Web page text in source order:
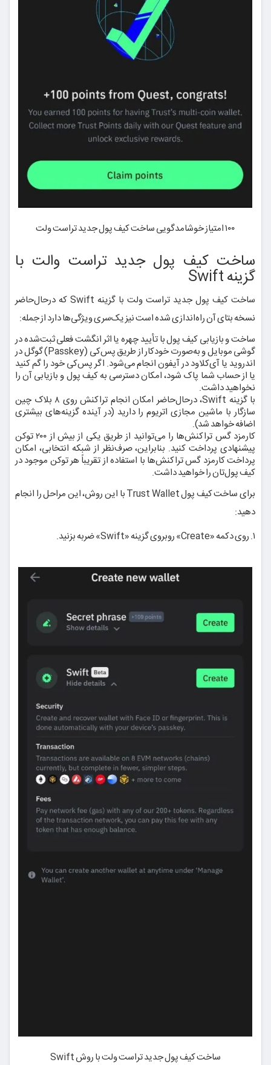
۱۰۰ امتیاز خوشامدگویی ساخت کیف پول جدید تراست ولت
ساخت کیف پول جدید تراست والت با
گزینه Swift
ساخت کیف پول جدید تراست ولت با گزینه Swift که درحال‌حاضر
نسخه بتای آن راه‌اندازی شده است نیز یک‌سری ویژگی‌ها دارد از جمله:
ساخت و بازیابی کیف پول با تأیید چهره یا اثر انگشت فعلی ثبت‌شده در
گوشی موبایل و به‌صورت خودکار از طریق پس‌کی (Passkey) گوگل در
اندروید یا آی‌کلاود در آیفون انجام می‌شود. اگر پس‌کی خود را گم کنید
یا از حساب شما پاک شود، امکان دسترسی به کیف پول و بازیابی آن را
نخواهید داشت.
با گزینه Swift، در‌حال‌حاضر امکان انجام تراکنش روی ۸ بلاک چین
سازگار با ماشین مجازی اتریوم را دارید (در آینده گزینه‌های بیشتری
اضافه خواهد شد).
کارمزد گس تراکنش‌ها را می‌توانید از طریق یکی از بیش از ۲۰۰ توکن
پیشنهادی پرداخت کنید. بنابراین، صرف‌نظر از شبکه انتخابی، امکان
پرداخت کارمزد گس تراکنش‌ها با استفاده از تقریباً هر توکن موجود در
کیف پول‌تان را خواهید داشت.
برای ساخت کیف پول Trust Wallet با این روش، این مراحل را انجام
دهید:
۱. روی دکمه «Create» روبروی گزینه «Swift» ضربه بزنید.
ساخت کیف پول جدید تراست ولت با روش Swift